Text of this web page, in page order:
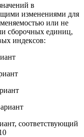
в
изменениями для
или не
сборочных единиц,
индексов:
соответствующий